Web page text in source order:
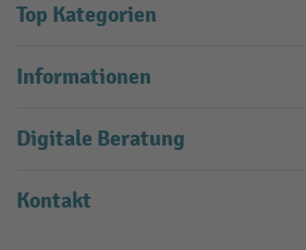
Top Kategorien
Informationen
Digitale Beratung
Kontakt